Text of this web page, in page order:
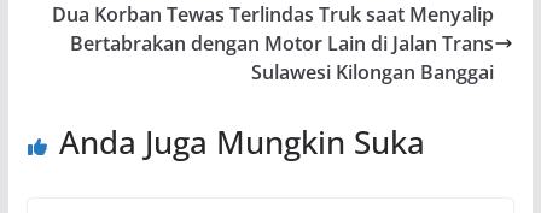
Dua Korban Tewas Terlindas Truk saat Menyalip
Bertabrakan dengan Motor Lain di Jalan Trans
Sulawesi Kilongan Banggai
Anda Juga Mungkin Suka